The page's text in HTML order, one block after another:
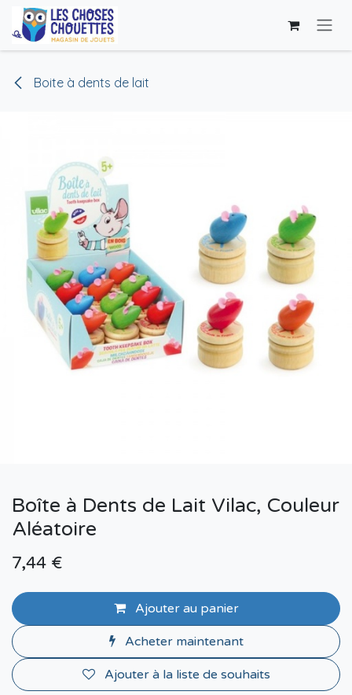
Se rendre au contenu
Boite à dents de lait
Boîte à Dents de Lait Vilac, Couleur
Aléatoire
7,44 €
Ajouter au panier
Acheter maintenant
Ajouter à la liste de souhaits